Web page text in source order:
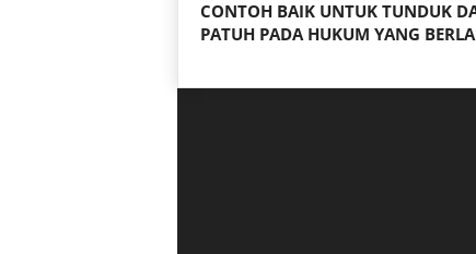
CONTOH BAIK UNTUK TUNDUK
PATUH PADA HUKUM YANG